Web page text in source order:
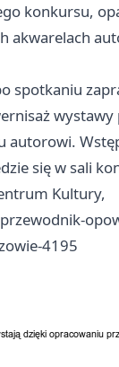
konkursu,
akwarelach
spotkaniu
wystawy
autorowi.
się w sali
Kultury,
4195